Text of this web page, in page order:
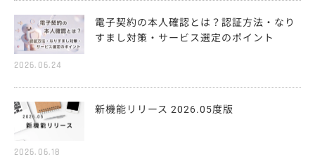
2026.06.24
電子契約の本人確認とは？認証方法・なり
すまし対策・サービス選定のポイント
2026.06.18
新機能リリース 2026.05度版